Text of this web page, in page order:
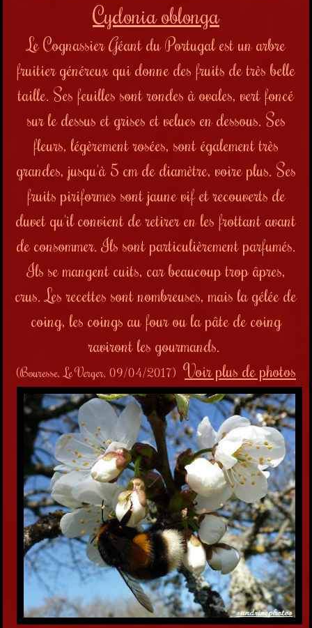
Cydonia oblonga
Le Cognassier Géant du Portugal est un arbre
fruitier généreux qui donne des fruits de très belle
taille. Ses feuilles sont rondes à ovales, vert foncé
sur le dessus et grises et velues en dessous. Ses
fleurs, légèrement rosées, sont également très
grandes, jusqu'à 5 cm de diamètre, voire plus. Ses
fruits piriformes sont jaune vif et recouverts de
duvet qu'il convient de retirer en les frottant avant
de consommer. Ils sont particulièrement parfumés.
Ils se mangent cuits, car beaucoup trop âpres,
crus. Les recettes sont nombreuses, mais la gélée de
coing, les coings au four ou la pâte de coing
raviront les gourmands.
(Bouresse, Le Verger, 09/04/2017)Voir plus de photos